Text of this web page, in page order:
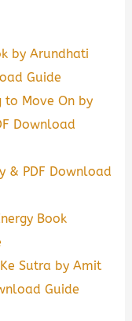
by Arundhati
Guide
to Move On by
Download
& PDF Download
Book
Sutra by Amit
Guide